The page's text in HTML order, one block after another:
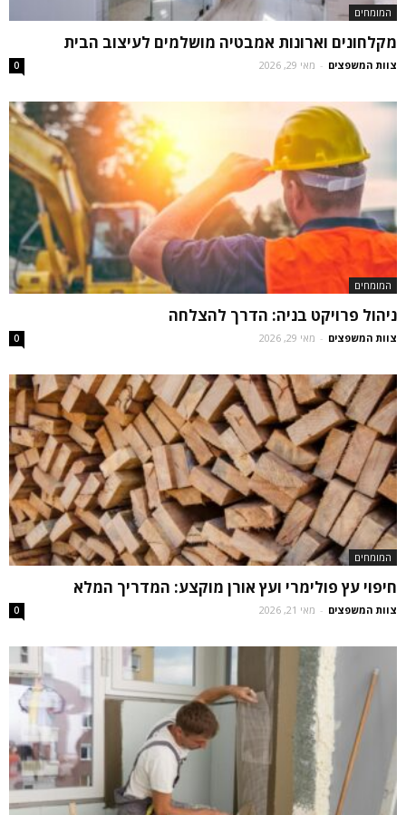
המומחים
מקלחונים וארונות אמבטיה מושלמים לעיצוב הבית
צוות המשפצים - מאי 29, 2026 0
המומחים
ניהול פרויקט בניה: הדרך להצלחה
צוות המשפצים - מאי 29, 2026 0
המומחים
חיפוי עץ פולימרי ועץ אורן מוקצע: המדריך המלא
צוות המשפצים - מאי 21, 2026 0